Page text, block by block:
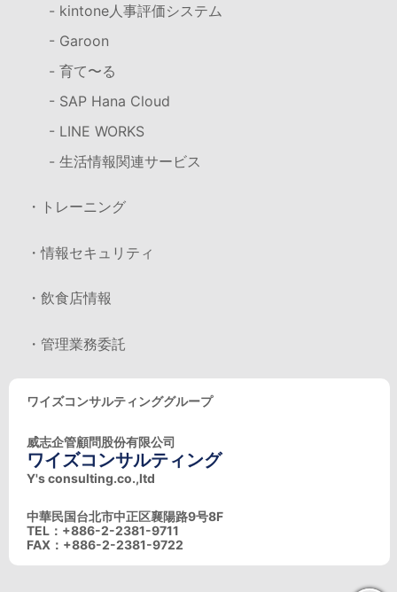
- kintone人事評価システム
- Garoon
- 育て〜る
- SAP Hana Cloud
- LINE WORKS
- 生活情報関連サービス
・トレーニング
・情報セキュリティ
・飲食店情報
・管理業務委託
ワイズコンサルティンググループ
威志企管顧問股份有限公司
ワイズコンサルティング
Y's consulting.co.,ltd
中華民国台北市中正区襄陽路9号8F
TEL：+886-2-2381-9711
FAX：+886-2-2381-9722